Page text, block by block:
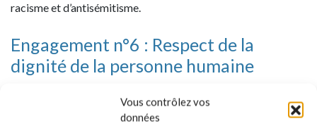
Vous contrôlez vos
données
racisme et d’antisémitisme.
Engagement n°6 : Respect de la
dignité de la personne humaine
L’association ou la fondation s’engage à n’entreprendre, ne
soutenir, ni cautionner aucune action de nature à porter